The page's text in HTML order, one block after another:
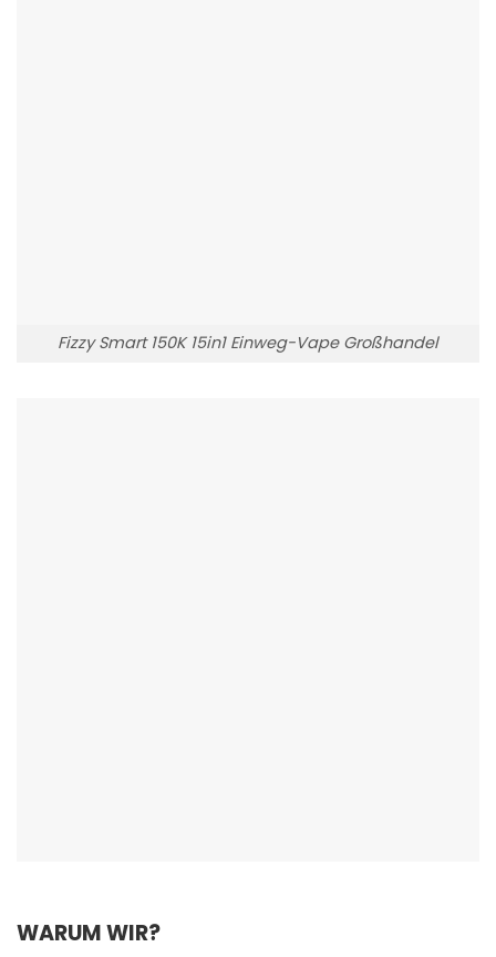
Fizzy Smart 150K 15in1 Einweg-Vape Großhandel
WARUM WIR?